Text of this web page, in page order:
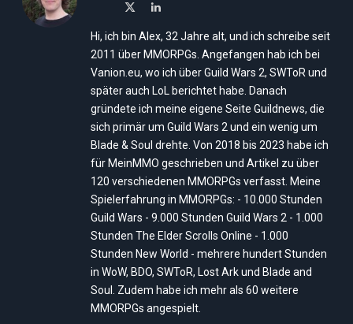
LinkedIn
Hi, ich bin Alex, 32 Jahre alt, und ich schreibe seit
2011 über MMORPGs. Angefangen hab ich bei
Vanion.eu, wo ich über Guild Wars 2, SWToR und
später auch LoL berichtet habe. Danach
gründete ich meine eigene Seite Guildnews, die
sich primär um Guild Wars 2 und ein wenig um
Blade & Soul drehte. Von 2018 bis 2023 habe ich
für MeinMMO geschrieben und Artikel zu über
120 verschiedenen MMORPGs verfasst. Meine
Spielerfahrung in MMORPGs: - 10.000 Stunden
Guild Wars - 9.000 Stunden Guild Wars 2 - 1.000
Stunden The Elder Scrolls Online - 1.000
Stunden New World - mehrere hundert Stunden
in WoW, BDO, SWToR, Lost Ark und Blade and
Soul. Zudem habe ich mehr als 60 weitere
MMORPGs angespielt.